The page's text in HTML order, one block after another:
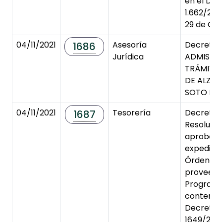
1.662/
29 de
04/11/2021
1686
Asesoría
Jurídica
Decreto
TRÁMITE
DE
SOTO
04/11/2021
1687 Tesorería
Decreto
Órdenes